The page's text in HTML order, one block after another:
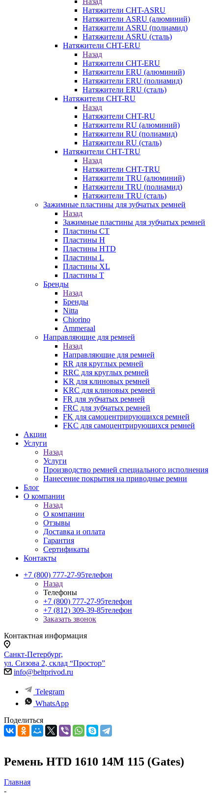
Натяжители CHT-ASRU
Натяжители ASRU (алюминий)
Натяжители ASRU (полиамид)
Натяжители ASRU (сталь)
Натяжители CHT-ERU
Назад
Натяжители CHT-ERU
Натяжители ERU (алюминий)
Натяжители ERU (полиамид)
Натяжители ERU (сталь)
Натяжители CHT-RU
Назад
Натяжители CHT-RU
Натяжители RU (алюминий)
Натяжители RU (полиамид)
Натяжители RU (сталь)
Натяжители CHT-TRU
Назад
Натяжители CHT-TRU
Натяжители TRU (алюминий)
Натяжители TRU (полиамид)
Натяжители TRU (сталь)
Зажимные пластины для зубчатых ремней
Назад
Зажимные пластины для зубчатых ремней
Пластины CT
Пластины H
Пластины HTD
Пластины L
Пластины XL
Пластины T
Бренды
Назад
Бренды
Nitta
Chiorino
Ammeraal
Направляющие для ремней
Назад
Направляющие для ремней
RR для круглых ремней
RRC для круглых ремней
KR для клиновых ремней
KRC для клиновых ремней
FR для зубчатых ремней
FRC для зубчатых ремней
FK для самоцентрирующихся ремней
FKC для самоцентрирующихся ремней
Акции
Услуги
Назад
Услуги
Производство ремней специального исполнения
Нанесение покрытия на приводные ремни
Блог
О компании
Назад
О компании
Отзывы
Доставка и оплата
Гарантия
Сертификаты
Контакты
+7 (800) 777-27-95телефон
Назад
Телефоны
+7 (800) 777-27-95телефон
+7 (812) 309-39-85телефон
Заказать звонок
Контактная информация
Санкт-Петербург,
ул. Сизова 2, склад “Простор”
info@beltprivod.ru
Telegram
WhatsApp
Поделиться
Ремень HTD 1610 14M 115 (Gates)
Главная
-